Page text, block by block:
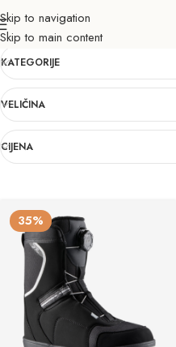
Skip to navigation
Skip to main content
205
KATEGORIJE
VELIČINA
CIJENA
35%